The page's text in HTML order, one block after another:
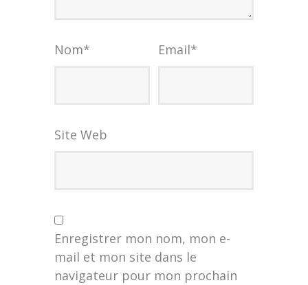
Nom* Email*
Site Web
Enregistrer mon nom, mon e-
mail et mon site dans le
navigateur pour mon prochain